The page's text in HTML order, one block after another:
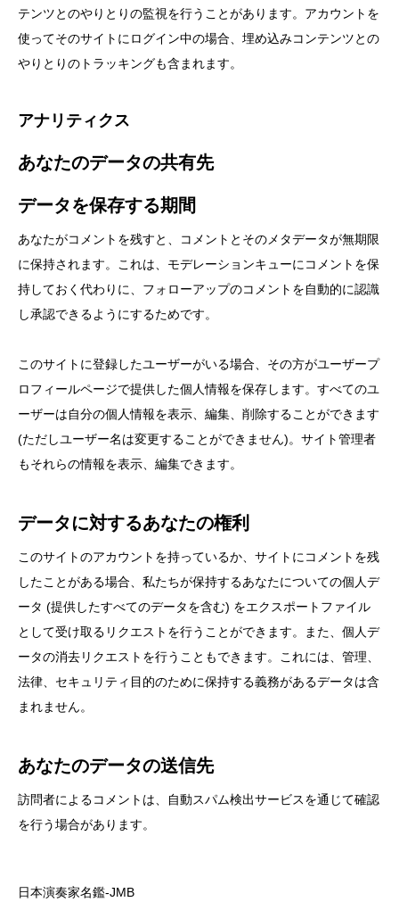
テンツとのやりとりの監視を行うことがあります。アカウントを
使ってそのサイトにログイン中の場合、埋め込みコンテンツとの
やりとりのトラッキングも含まれます。
アナリティクス
あなたのデータの共有先
データを保存する期間
あなたがコメントを残すと、コメントとそのメタデータが無期限
に保持されます。これは、モデレーションキューにコメントを保
持しておく代わりに、フォローアップのコメントを自動的に認識
し承認できるようにするためです。
このサイトに登録したユーザーがいる場合、その方がユーザープ
ロフィールページで提供した個人情報を保存します。すべてのユ
ーザーは自分の個人情報を表示、編集、削除することができます
(ただしユーザー名は変更することができません)。サイト管理者
もそれらの情報を表示、編集できます。
データに対するあなたの権利
このサイトのアカウントを持っているか、サイトにコメントを残
したことがある場合、私たちが保持するあなたについての個人デ
ータ (提供したすべてのデータを含む) をエクスポートファイル
として受け取るリクエストを行うことができます。また、個人デ
ータの消去リクエストを行うこともできます。これには、管理、
法律、セキュリティ目的のために保持する義務があるデータは含
まれません。
あなたのデータの送信先
訪問者によるコメントは、自動スパム検出サービスを通じて確認
を行う場合があります。
日本演奏家名鑑-JMB